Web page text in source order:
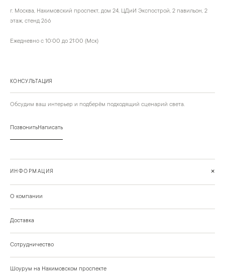
г. Москва, Нахимовский проспект, дом 24, ЦДиИ Экспострой, 2 павильон, 2
этаж, стенд 266
Ежедневно с 10:00 до 21:00 (Мск)
КОНСУЛЬТАЦИЯ
Обсудим ваш интерьер и подберём подходящий сценарий света.
ПозвонитьНаписать
ИНФОРМАЦИЯ +
О компании
Доставка
Сотрудничество
Шоурум на Нахимовском проспекте